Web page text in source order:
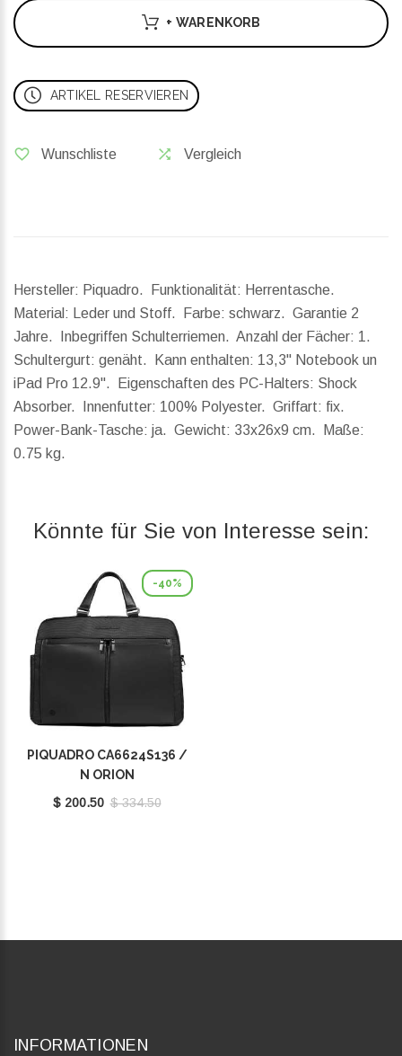
+ WARENKORB
ARTIKEL RESERVIEREN
Wunschliste Vergleich
Hersteller: Piquadro. Funktionalität: Herrentasche.
Material: Leder und Stoff. Farbe: schwarz. Garantie 2
Jahre. Inbegriffen Schulterriemen. Anzahl der Fächer: 1.
Schultergurt: genäht. Kann enthalten: 13,3" Notebook un
iPad Pro 12.9". Eigenschaften des PC-Halters: Shock
Absorber. Innenfutter: 100% Polyester. Griffart: fix.
Power-Bank-Tasche: ja. Gewicht: 33x26x9 cm.
Maße:
0.75 kg.
Könnte für Sie von Interesse sein:
-40%
PIQUADRO CA6624S136 /
N ORION
$ 200.50 $ 334.50
INFORMATIONEN